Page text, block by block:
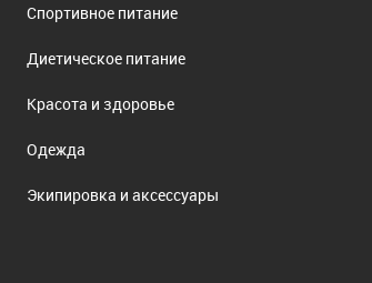
Спортивное питание
Диетическое питание
Красота и здоровье
Одежда
Экипировка и аксессуары